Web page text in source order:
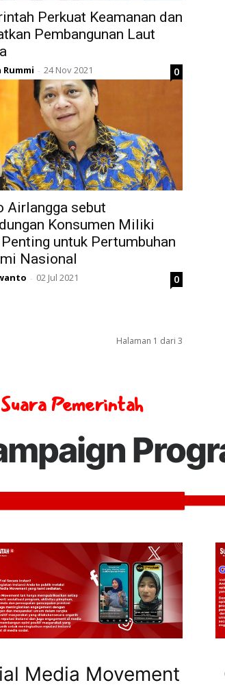
Perkuat Keamanan dan
Pembangunan Laut
Rummi - 24 Nov 2021 0
Airlangga sebut
Konsumen Miliki
untuk Pertumbuhan
Nasional
- 02 Jul 2021 0
Halaman 1 dari 3
Suara Pemerintah
Media Movement